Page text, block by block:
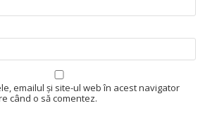
emailul și site-ul web în acest navigator
când o să comentez.